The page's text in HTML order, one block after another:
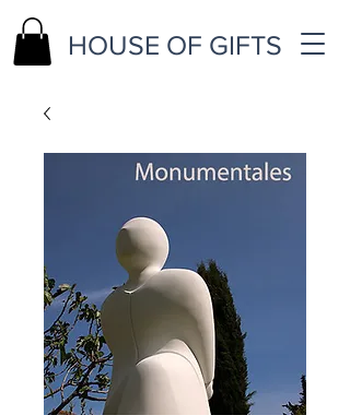
HOUSE OF GIFTS